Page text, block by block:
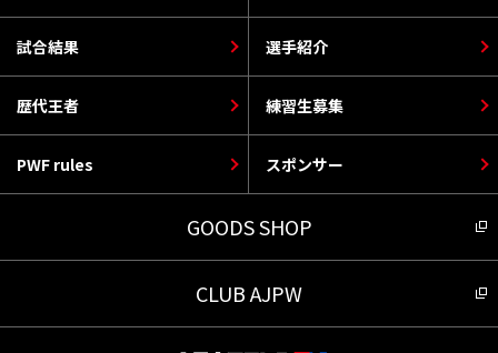
選手紹介
PWF rules
歴代王者
スポンサー
試合結果
練習生募集
GOODS SHOP
CLUB AJPW